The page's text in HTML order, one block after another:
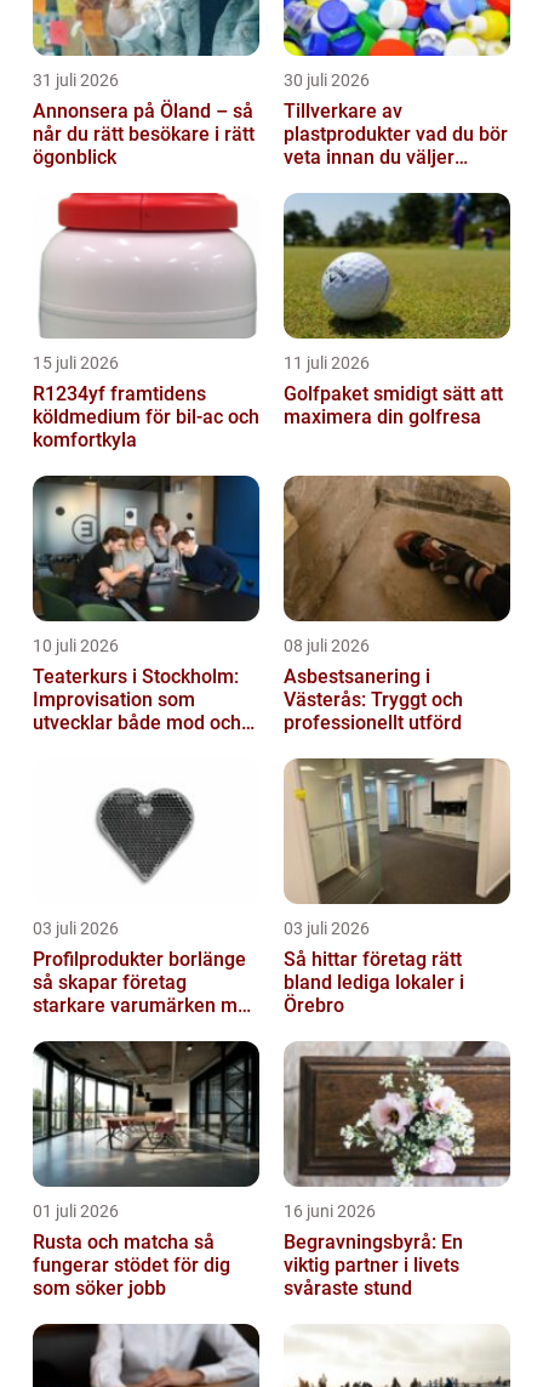
31 juli 2026
Annonsera på Öland – så
når du rätt besökare i rätt
ögonblick
30 juli 2026
Tillverkare av
plastprodukter vad du bör
veta innan du väljer
15 juli 2026
R1234yf framtidens
köldmedium för bil-ac och
komfortkyla
11 juli 2026
Golfpaket smidigt sätt att
maximera din golfresa
10 juli 2026
Teaterkurs i Stockholm:
Improvisation som
utvecklar både mod och
08 juli 2026
Asbestsanering i
Västerås: Tryggt och
professionellt utförd
03 juli 2026
Profilprodukter borlänge
så skapar företag
starkare varumärken med
03 juli 2026
Så hittar företag rätt
bland lediga lokaler i
Örebro
01 juli 2026
Rusta och matcha så
fungerar stödet för dig
som söker jobb
16 juni 2026
Begravningsbyrå: En
viktig partner i livets
svåraste stund